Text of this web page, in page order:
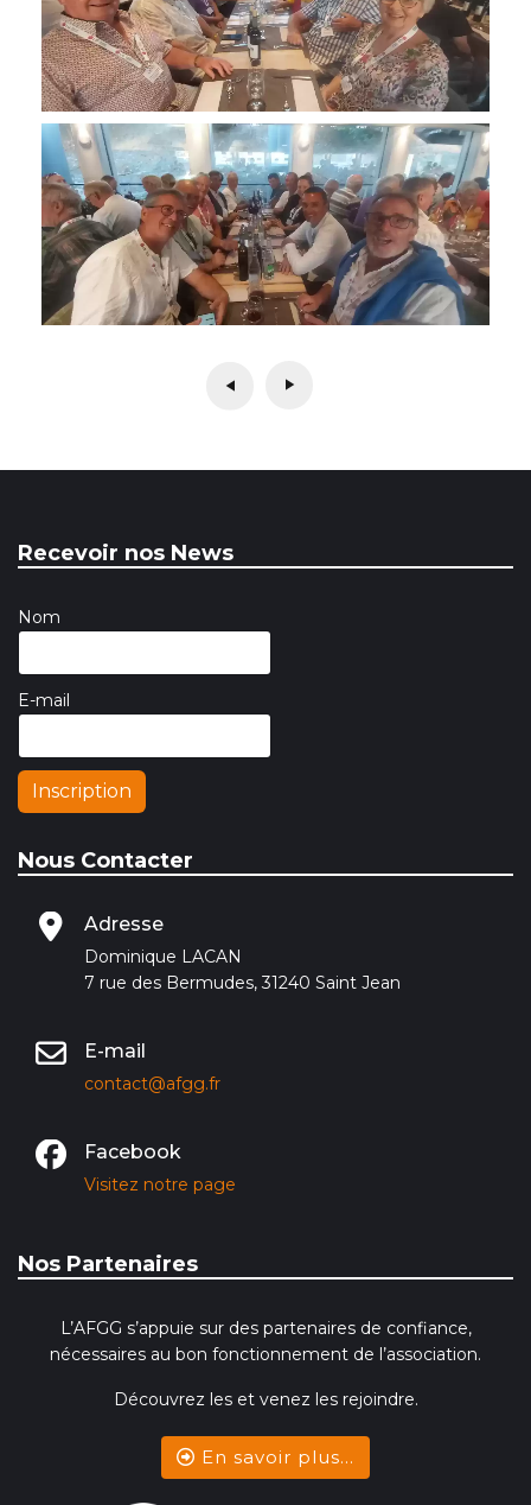
Recevoir nos News
Nom
E-mail
Inscription
Nous Contacter
Adresse
Dominique LACAN
7 rue des Bermudes, 31240 Saint Jean
E-mail
contact@afgg.fr
Facebook
Visitez notre page
Nos Partenaires
L’AFGG s’appuie sur des partenaires de confiance,
nécessaires au bon fonctionnement de l’association.
Découvrez les et venez les rejoindre.
En savoir plus...